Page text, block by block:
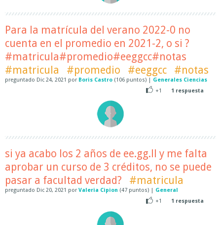
Para la matrícula del verano 2022-0 no
cuenta en el promedio en 2021-2, o si ?
#matricula#promedio#eeggcc#notas
#matricula
#promedio #eeggcc #notas
preguntado Dic 24, 2021 por Boris Castro (106 puntos) | Generales Ciencias
+1
1 respuesta
si ya acabo los 2 años de ee.gg.ll y me falta
aprobar un curso de 3 créditos, no se puede
pasar a facultad verdad?
#matricula
preguntado Dic 20, 2021 por Valeria Cipion (47 puntos) | General
+1
1 respuesta